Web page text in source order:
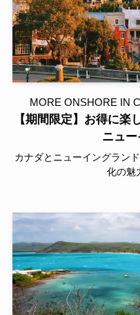
MORE ONSHORE IN
【期間限定】お得に楽
ニュ
カナダとニューイングラン
化の魅